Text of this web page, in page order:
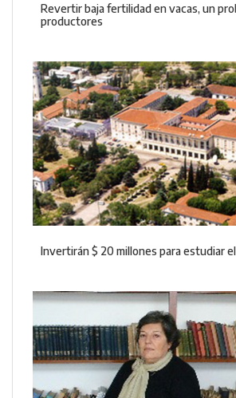
Revertir baja fertilidad en vacas, un
productores
Invertirán $ 20 millones para estudiar